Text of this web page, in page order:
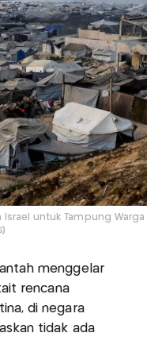
untuk Tampung Warga
menggelar
rencana
di negara
tidak ada